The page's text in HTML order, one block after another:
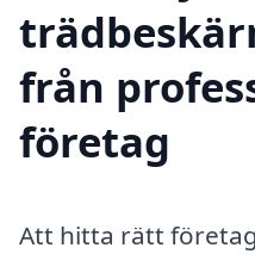
från
företag
Att hitta rätt